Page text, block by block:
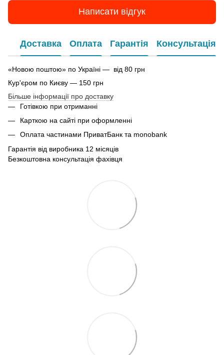
Написати відгук
Доставка Оплата Гарантія Консультація
«Новою поштою» по Україні — від 80 грн
Кур'єром по Києву — 150 грн
Більше інформації про доставку
Готівкою при отриманні
Карткою на сайті при оформленні
Оплата частинами ПриватБанк та monobank
Гарантія від виробника 12 місяців
Безкоштовна консультація фахівця